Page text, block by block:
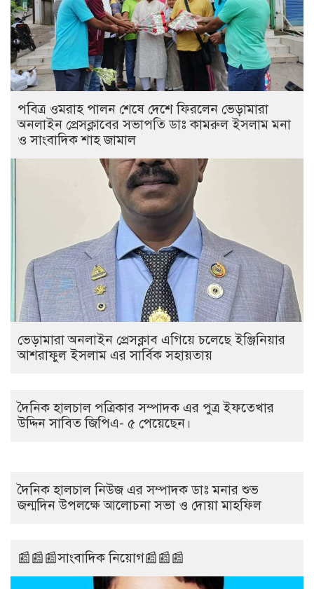
পবিত্র ওমরাহ পালন শেষে দেশে ফিরলেন ভেড়ামারা
অনলাইন প্রেসক্লাবের সভাপতি ডাঃ কামরুল ইসলাম মনা
ও সাংবাদিক শাহ জামাল
ভেড়ামারা অনলাইন প্রেসক্লাব এগিয়ে চলেছে ইঞ্জিনিয়ার
আশরাফুল ইসলাম এর সার্বিক সহায়তায়
দৈনিক হালচাল পত্রিকার সম্পাদক এর পুত্র ইফতেখার
উদ্দিন সাবিত জিপিএ- ৫ পেয়েছেন।
দৈনিক হালচাল নিউজ এর সম্পাদক ডাঃ মনার শুভ
জন্মদিন উপলক্ষে আলোচনা সভা ও দোয়া মাহফিল
📰📰📰সাংবাদিক নিয়োগ📰📰📰